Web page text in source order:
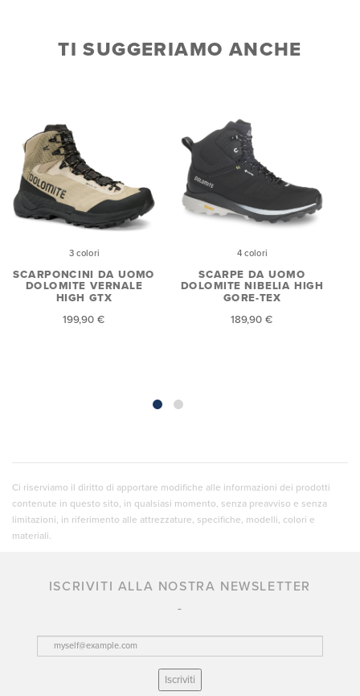
TI SUGGERIAMO ANCHE
3 colori
SCARPONCINI DA UOMO
DOLOMITE VERNALE
HIGH GTX
199,90 €
4 colori
SCARPE DA UOMO
DOLOMITE NIBELIA HIGH
GORE-TEX
189,90 €
Ci riserviamo il diritto di apportare modifiche alle informazioni dei prodotti
contenute in questo sito, in qualsiasi momento, senza preavviso e senza
limitazioni, in riferimento alle attrezzature, specifiche, modelli, colori e
materiali.
ISCRIVITI ALLA NOSTRA NEWSLETTER
Iscriviti